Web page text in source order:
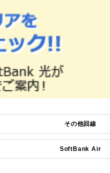
その他回線
SoftBank Air